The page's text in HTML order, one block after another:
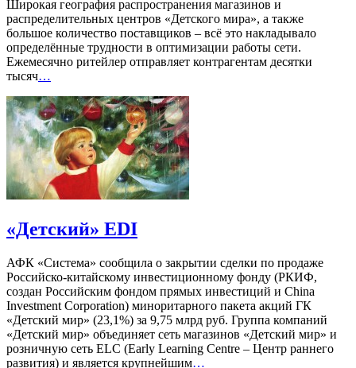
Широкая география распространения магазинов и
распределительных центров «Детского мира», а также
большое количество поставщиков – всё это накладывало
определённые трудности в оптимизации работы сети.
Ежемесячно ритейлер отправляет контрагентам десятки
тысяч…
«Детский» EDI
АФК «Система» сообщила о закрытии сделки по продаже
Российско-китайскому инвестиционному фонду (РКИФ,
создан Российским фондом прямых инвестиций и China
Investment Corporation) миноритарного пакета акций ГК
«Детский мир» (23,1%) за 9,75 млрд руб. Группа компаний
«Детский мир» объединяет сеть магазинов «Детский мир» и
розничную сеть ELC (Early Learning Centre – Центр раннего
развития) и является крупнейшим…